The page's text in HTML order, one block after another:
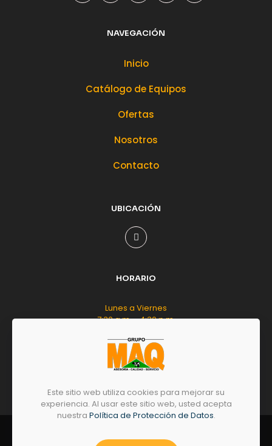
NAVEGACIÓN
Inicio
Catálogo de Equipos
Ofertas
Nosotros
Contacto
UBICACIÓN
HORARIO
Lunes a Viernes
7:30 a.m. - 4:30 p.m.
Sábado
8:00 a.m. - 12:00 m.d.
reservados.
Este sitio web utiliza cookies para mejorar su
experiencia. Al usar este sitio web, usted acepta
nuestra Política de Protección de Datos.